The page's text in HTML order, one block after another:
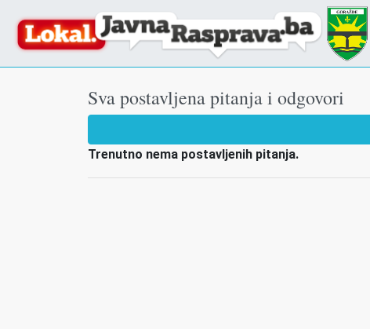
Sva postavljena pitanja i odgovori
Trenutno nema postavljenih pitanja.